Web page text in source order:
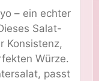
– ein echter
Salat-
Konsistenz,
Würze.
passt